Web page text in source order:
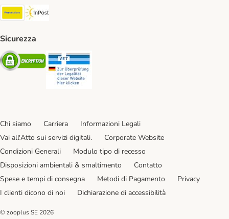
Poste Italiane. Shipping Method
Sicurezza
Security
Chi siamo Carriera
Informazioni Legali
Vai all'Atto sui servizi digitali.
Corporate Website
Condizioni Generali
Modulo tipo di recesso
Disposizioni ambientali & smaltimento
Contatto
Spese e tempi di consegna
Metodi di Pagamento
Privacy
I clienti dicono di noi
Dichiarazione di accessibilità
© zooplus SE 2026